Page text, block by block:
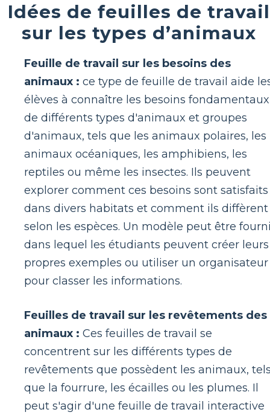
Idées de feuilles de travail
sur les types d’animaux
Feuille de travail sur les besoins des
animaux : ce type de feuille de travail aide
élèves à connaître les besoins fondamentaux
de différents types d'animaux et groupes
d'animaux, tels que les animaux polaires, les
animaux océaniques, les amphibiens, les
reptiles ou même les insectes. Ils peuvent
explorer comment ces besoins sont satisfaits
dans divers habitats et comment ils diffèrent
selon les espèces. Un modèle peut être
dans lequel les étudiants peuvent créer leurs
propres exemples ou utiliser un organisateur
pour classer les informations.
Feuilles de travail sur les revêtements des
animaux : Ces feuilles de travail se
concentrent sur les différents types de
revêtements que possèdent les animaux,
que la fourrure, les écailles ou les plumes. Il
peut s'agir d'une feuille de travail interactive